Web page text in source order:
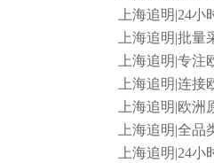
上海追明|24小
上海追明|批量
上海追明|专注
上海追明|连接
上海追明|欧洲
上海追明|全品
上海追明|24小